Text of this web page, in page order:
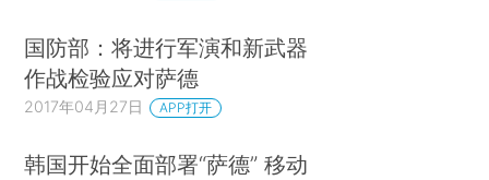
国防部：将进行军演和新武器
作战检验应对萨德
2017年04月27日 APP打开
韩国开始全面部署“萨德” 移动